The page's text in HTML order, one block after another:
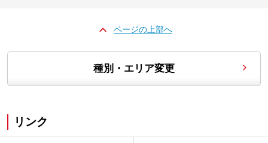
ページの上部へ
種別・エリア変更
リンク